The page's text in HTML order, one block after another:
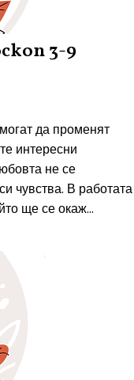
3-9
да променят
интересни
не се
чувства. В работата
ще се окаж...